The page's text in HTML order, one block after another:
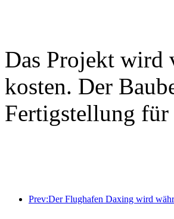
Das Projekt wird
kosten. Der
Fertigstellung